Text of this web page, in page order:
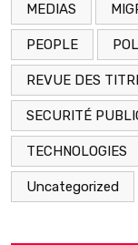
MEDIAS
PEOPLE
REVUE DES
SECURITÉ
TECHNOLOGIES
Uncategorized